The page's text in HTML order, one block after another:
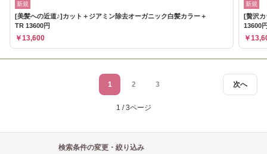
新規
[美髪への近道♪]カット＋ジアミン除去オーガニック白髪カラー＋
TR 13600円
￥13,600
新規
[贅沢
13600
￥
次へ
1 2 3
1 / 3ページ
検索条件の変更・絞り込み